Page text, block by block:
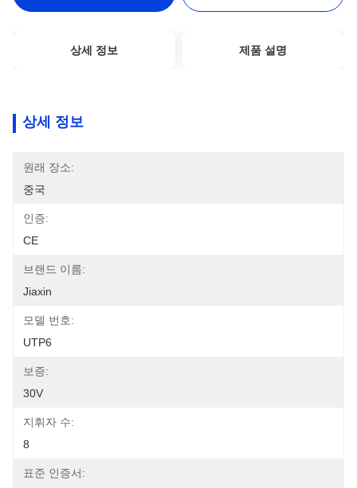
상세 정보 제품 설명
상세 정보
원래 장소:
중국
인증:
CE
브랜드 이름:
Jiaxin
모델 번호:
UTP6
보증:
30V
지휘자 수:
8
표준 인증서: